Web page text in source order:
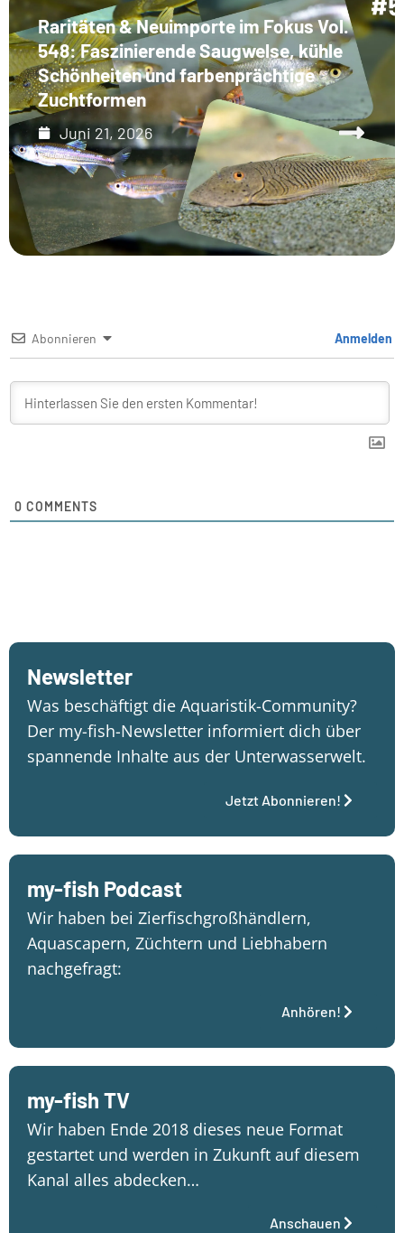
Raritäten & Neuimporte im Fokus Vol.
548: Faszinierende Saugwelse, kühle
Schönheiten und farbenprächtige
Zuchtformen
Juni 21, 2026
Abonnieren Anmelden
0 COMMENTS
Newsletter
Was beschäftigt die Aquaristik-Community?
Der my-fish-Newsletter informiert dich über
spannende Inhalte aus der Unterwasserwelt.
Jetzt Abonnieren!
my-fish Podcast
Wir haben bei Zierfischgroßhändlern,
Aquascapern, Züchtern und Liebhabern
nachgefragt:
Anhören!
my-fish TV
Wir haben Ende 2018 dieses neue Format
gestartet und werden in Zukunft auf diesem
Kanal alles abdecken…
Anschauen